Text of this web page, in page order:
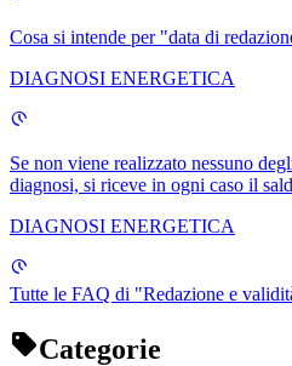
Cosa si intende per "data di
DIAGNOSI ENERGETICA
Se non viene realizzato nessuno
diagnosi, si riceve in ogni caso il
DIAGNOSI ENERGETICA
Tutte le FAQ di "Redazione e
Categorie